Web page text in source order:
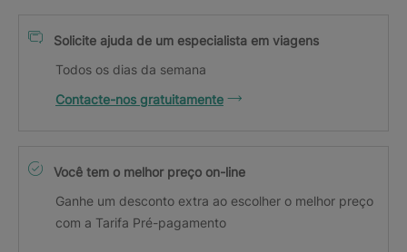
Solicite ajuda de um especialista em viagens
Todos os dias da semana
Contacte-nos gratuitamente
Você tem o melhor preço on-line
Ganhe um desconto extra ao escolher o melhor preço
com a Tarifa Pré-pagamento